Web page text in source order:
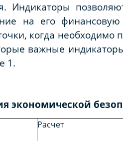
Индикаторы
на его
когда
важные
1.
экономической
Расчет